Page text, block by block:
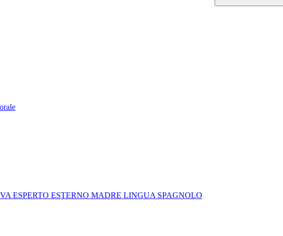
ESPERTO ESTERNO MADRE LINGUA SPAGNOLO